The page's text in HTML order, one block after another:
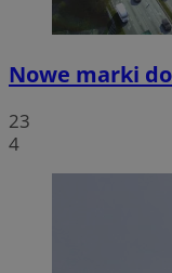
Nowe marki
23
4